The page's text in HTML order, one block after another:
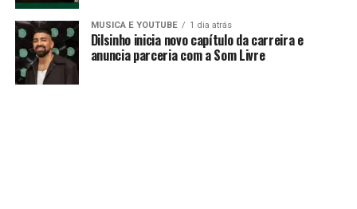
MUSICA E YOUTUBE 1 dia atrás
Dilsinho inicia novo capítulo da carreira e
anuncia parceria com a Som Livre